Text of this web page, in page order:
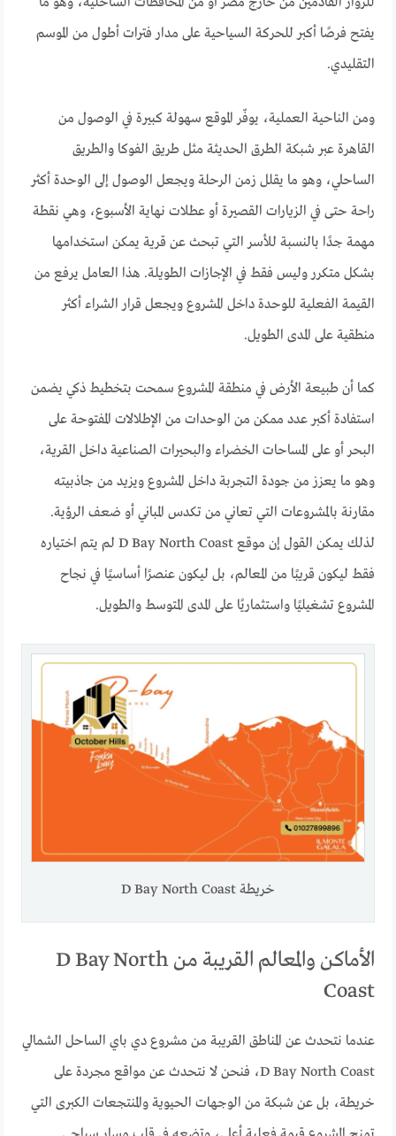
يفتح فرصًا أكبر للحركة السياحية على مدار فترات أطول من الموسم
التقليدي.
ومن الناحية العملية، يوفّر الموقع سهولة كبيرة في الوصول من
القاهرة عبر شبكة الطرق الحديثة مثل طريق الفوكا والطريق
الساحلي، وهو ما يقلل زمن الرحلة ويجعل الوصول إلى الوحدة أكثر
راحة حتى في الزيارات القصيرة أو عطلات نهاية الأسبوع، وهي نقطة
مهمة جدًا بالنسبة للأسر التي تبحث عن قرية يمكن استخدامها
بشكل متكرر وليس فقط في الإجازات الطويلة. هذا العامل يرفع من
القيمة الفعلية للوحدة داخل المشروع ويجعل قرار الشراء أكثر
منطقية على المدى الطويل.
كما أن طبيعة الأرض في منطقة المشروع سمحت بتخطيط ذكي يضمن
استفادة أكبر عدد ممكن من الوحدات من الإطلالات المفتوحة على
البحر أو على المساحات الخضراء والبحيرات الصناعية داخل القرية،
وهو ما يعزز من جودة التجربة داخل المشروع ويزيد من جاذبيته
مقارنة بالمشروعات التي تعاني من تكدس المباني أو ضعف الرؤية.
لذلك يمكن القول إن موقع D Bay North Coast لم يتم اختياره
فقط ليكون قريبًا من المعالم، بل ليكون عنصرًا أساسيًا في نجاح
المشروع تشغيليًا واستثماريًا على المدى المتوسط والطويل.
خريطة D Bay North Coast
الأماكن والمعالم القريبة من D Bay North
Coast
عندما نتحدث عن المناطق القريبة من مشروع دي باي الساحل الشمالي
D Bay North Coast، فنحن لا نتحدث عن مواقع مجردة على
خريطة، بل عن شبكة من الوجهات الحيوية والمنتجعات الكبرى التي